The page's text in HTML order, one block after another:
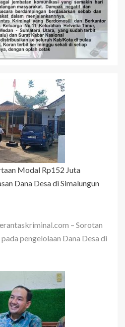
Modal Rp152 Juta
Dana Desa di Simalungun
– Sorotan
pengelolaan Dana Desa di